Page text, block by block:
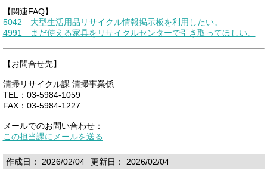
【関連FAQ】
5042 大型生活用品リサイクル情報掲示板を利用したい。
4991 まだ使える家具をリサイクルセンターで引き取ってほしい。
【お問合せ先】
清掃リサイクル課 清掃事業係
TEL：03-5984-1059
FAX：03-5984-1227
メールでのお問い合わせ：
この担当課にメールを送る
作成日： 2026/02/04 更新日： 2026/02/04